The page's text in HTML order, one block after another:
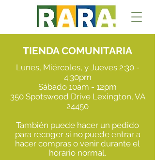
TIENDA COMUNITARIA
Lunes, Miércoles, y Jueves 2:30 -
4:30pm
Sábado 10am - 12pm
350 Spotswood Drive Lexington, VA
24450
También puede hacer un pedido
para recoger si no puede entrar a
hacer compras o venir durante el
horario normal.